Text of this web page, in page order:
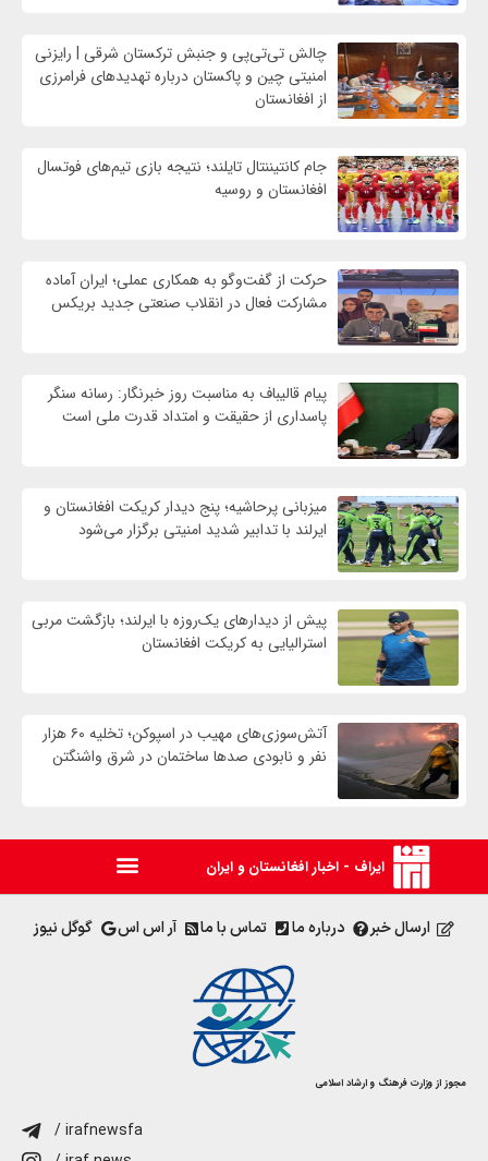
چالش تی‌تی‌پی و جنبش ترکستان شرقی | رایزنی
امنیتی چین و پاکستان درباره تهدیدهای فرامرزی
از افغانستان
جام کانتیننتال تایلند؛ نتیجه بازی تیم‌های فوتسال
افغانستان و روسیه
حرکت از گفت‌وگو به همکاری عملی؛ ایران آماده
مشارکت فعال در انقلاب صنعتی جدید بریکس
پیام قالیباف به مناسبت روز خبرنگار: رسانه سنگر
پاسداری از حقیقت و امتداد قدرت ملی است
میزبانی پرحاشیه؛ پنج دیدار کریکت افغانستان و
ایرلند با تدابیر شدید امنیتی برگزار می‌شود
پیش از دیدارهای یک‌روزه با ایرلند؛ بازگشت مربی
استرالیایی به کریکت افغانستان
آتش‌سوزی‌های مهیب در اسپوکن؛ تخلیه ۶۰ هزار
نفر و نابودی صدها ساختمان در شرق واشنگتن
ایراف - اخبار افغانستان و ایران
ارسال خبر درباره ما تماس با ما آر اس اس گوگل نیوز
مجوز از وزارت فرهنگ و ارشاد اسلامی
/ irafnewsfa